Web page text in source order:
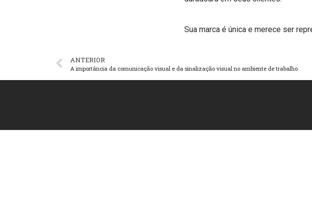
Sua marca é única e merece ser
ANTERIOR
A importância da comunicação visual e da sinalização visual no ambiente de trabalho